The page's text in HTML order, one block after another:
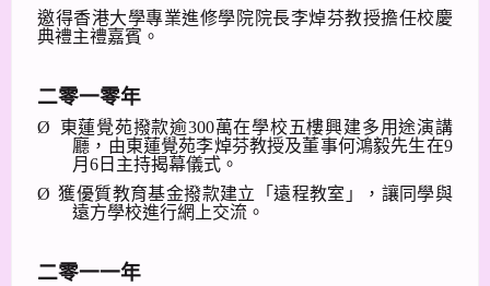
邀得香港大學專業進修學院院長李焯芬教授擔任校慶
典禮主禮嘉賓。
二零一零年
Ø 東蓮覺苑撥款逾300萬在學校五樓興建多用途演講
廳，由東蓮覺苑李焯芬教授及董事何鴻毅先生在9
月6 日主持揭幕儀式。
Ø 獲優質教育基金撥款建立
「遠程教室」，讓同學與
遠方學校進行網上交流。
二零一一年